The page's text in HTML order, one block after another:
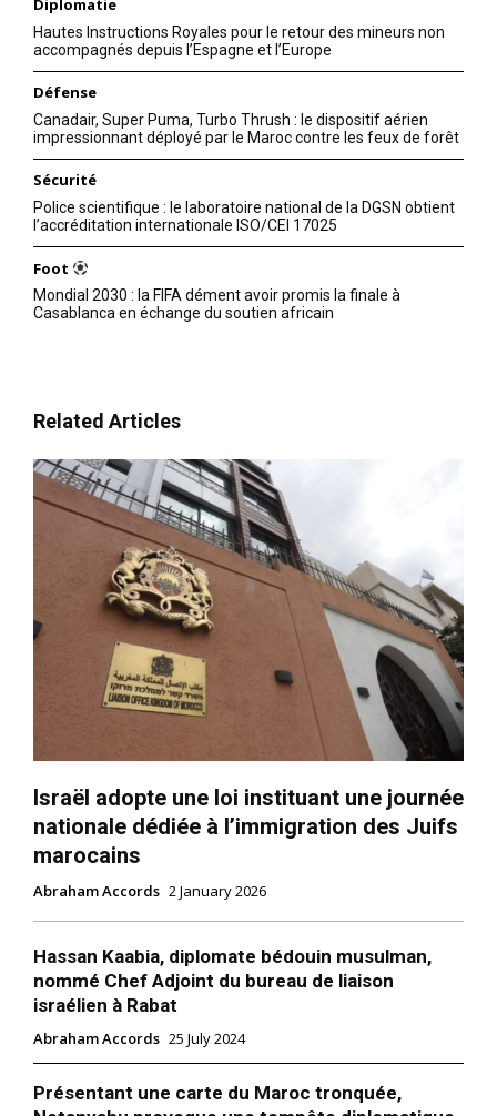
le1.ma
l'intelligence de
l'information
Insight Publications
À propos
Nous contacter
Formules d’abonnement
Diplomatie
Hautes Instructions Royales pour le retour des mineurs non
accompagnés depuis l’Espagne et l’Europe
Défense
Canadair, Super Puma, Turbo Thrush : le dispositif aérien
impressionnant déployé par le Maroc contre les feux de forêt
Sécurité
Police scientifique : le laboratoire national de la DGSN obtient
l’accréditation internationale ISO/CEI 17025
Foot
Mondial 2030 : la FIFA dément avoir promis la finale à
Casablanca en échange du soutien africain
Related Articles
Israël adopte une loi instituant une journée
nationale dédiée à l’immigration des Juifs
marocains
Abraham Accords 2 January 2026
Hassan Kaabia, diplomate bédouin musulman,
nommé Chef Adjoint du bureau de liaison
israélien à Rabat
Abraham Accords 25 July 2024
Présentant une carte du Maroc tronquée,